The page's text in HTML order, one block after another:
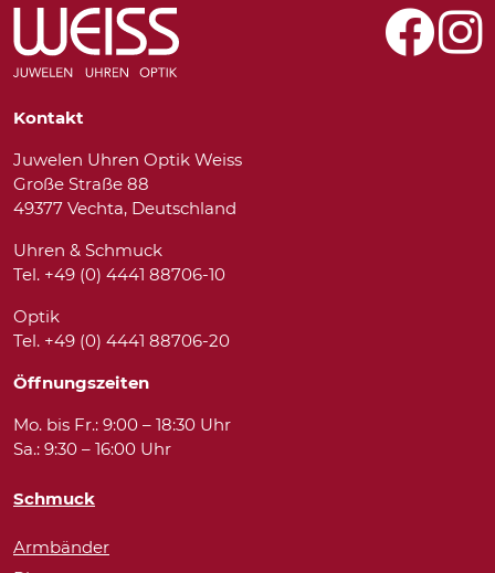
Kontakt
Juwelen Uhren Optik Weiss
Große Straße 88
49377 Vechta, Deutschland
Uhren & Schmuck
Tel. +49 (0) 4441 88706-10
Optik
Tel. +49 (0) 4441 88706-20
Öffnungszeiten
Mo. bis Fr.: 9:00 – 18:30 Uhr
Sa.: 9:30 – 16:00 Uhr
Schmuck
Armbänder